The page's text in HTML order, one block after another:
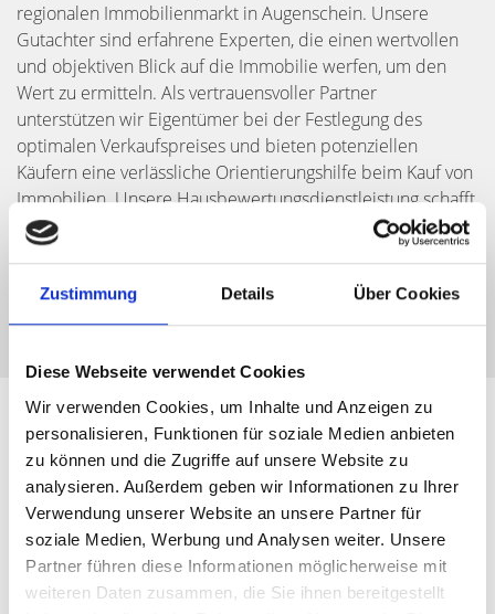
Zustimmung Details Über Cookies
Diese Webseite verwendet Cookies
Wir verwenden Cookies, um Inhalte und Anzeigen zu
personalisieren, Funktionen für soziale Medien anbieten
zu können und die Zugriffe auf unsere Website zu
analysieren. Außerdem geben wir Informationen zu Ihrer
Verwendung unserer Website an unsere Partner für
soziale Medien, Werbung und Analysen weiter. Unsere
Partner führen diese Informationen möglicherweise mit
weiteren Daten zusammen, die Sie ihnen bereitgestellt
regionalen Immobilienmarkt in Augenschein. Unsere
Gutachter sind erfahrene Experten, die einen wertvollen
und objektiven Blick auf die Immobilie werfen, um den
Wert zu ermitteln. Als vertrauensvoller Partner
unterstützen wir Eigentümer bei der Festlegung des
optimalen Verkaufspreises und bieten potenziellen
Käufern eine verlässliche Orientierungshilfe beim Kauf von
Immobilien. Unsere Hausbewertungsdienstleistung schafft
Transparenz und Sicherheit für erfolgreiche
Immobiliengeschäfte. Als
Experten für Fürther Wohnungen
stehen wir Ihnen mit unserem Know-how gerne zur
Verfügung.